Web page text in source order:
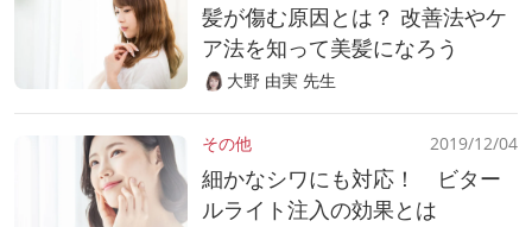
髪が傷む原因とは？ 改善法やケ
ア法を知って美髪になろう
大野 由実 先生
その他 2019/12/04
細かなシワにも対応！ ビター
ルライト注入の効果とは